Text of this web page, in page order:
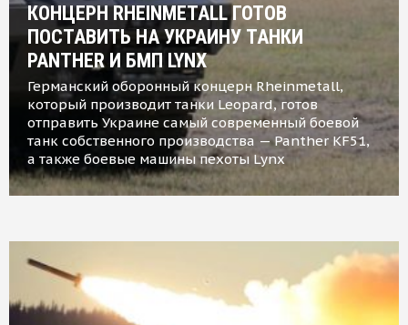
КОНЦЕРН RHEINMETALL ГОТОВ
ПОСТАВИТЬ НА УКРАИНУ ТАНКИ
PANTHER И БМП LYNX
Германский оборонный концерн Rheinmetall,
который производит танки Leopard, готов
отправить Украине самый современный боевой
танк собственного производства — Panther KF51,
а также боевые машины пехоты Lynx